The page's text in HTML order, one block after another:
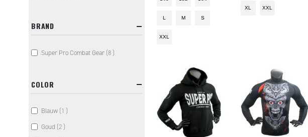
L M S
XXL
XL XXL
BRAND
Super Pro Combat Gear 8items
COLOR
Blauw 1 item
Goud 2items